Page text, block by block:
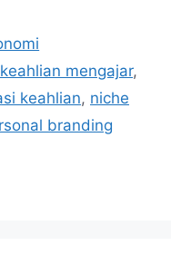
keahlian mengajar,
keahlian, niche
branding